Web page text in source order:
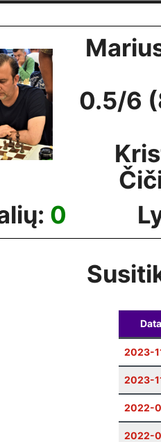
0.5/6
0
Data
2023-
2023-
2022-
2022-